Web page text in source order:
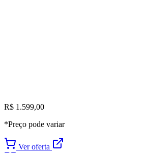
R$ 1.599,00
*Preço pode variar
Ver oferta